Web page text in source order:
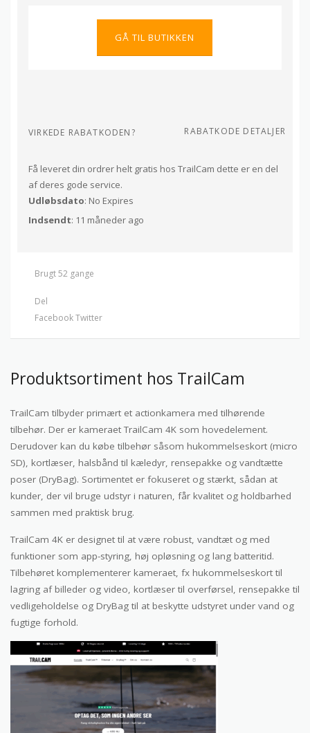
GÅ TIL BUTIKKEN
VIRKEDE RABATKODEN? RABATKODE DETALJER
Få leveret din ordrer helt gratis hos TrailCam dette er en del
af deres gode service.
Udløbsdato: No Expires
Indsendt: 11 måneder ago
Brugt 52 gange
Del
FacebookTwitter
Produktsortiment hos TrailCam
TrailCam tilbyder primært et actionkamera med tilhørende
tilbehør. Der er kameraet TrailCam 4K som hovedelement.
Derudover kan du købe tilbehør såsom hukommelseskort (micro
SD), kortlæser, halsbånd til kæledyr, rensepakke og vandtætte
poser (DryBag). Sortimentet er fokuseret og stærkt, sådan at
kunder, der vil bruge udstyr i naturen, får kvalitet og holdbarhed
sammen med praktisk brug.
TrailCam 4K er designet til at være robust, vandtæt og med
funktioner som app-styring, høj opløsning og lang batteritid.
Tilbehøret komplementerer kameraet, fx hukommelseskort til
lagring af billeder og video, kortlæser til overførsel, rensepakke til
vedligeholdelse og DryBag til at beskytte udstyret under vand og
fugtige forhold.